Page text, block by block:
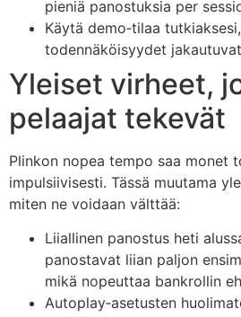
pieniä panostuksia per
Käytä demo‑tilaa
todennäköisyydet
Yleiset virheet,
pelaajat tekevät
Plinkon nopea tempo saa monet
impulsiivisesti. Tässä muutama
miten ne voidaan välttää:
Liiallinen panostus heti
panostavat liian paljon
mikä nopeuttaa bankrollin
Autoplay‑asetusten